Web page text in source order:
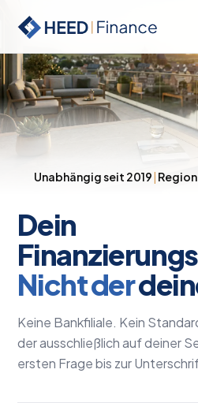
Unabhängig seit 2019|
Dein
Nicht der
Keine Bankfiliale. Kein
der ausschließlich auf deiner
ersten Frage bis zur